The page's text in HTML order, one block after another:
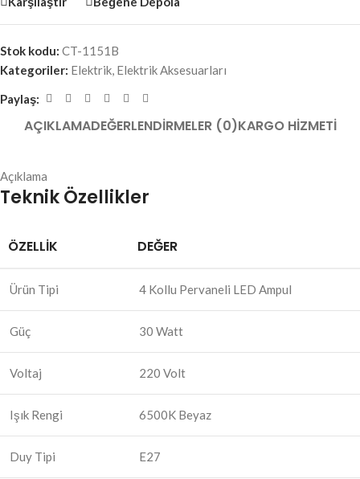
Stok kodu: CT-1151B
Kategoriler: Elektrik, Elektrik Aksesuarları
Paylaş:
AÇIKLAMADEĞERLENDIRMELER (0)KARGO HIZMETI
Açıklama
Teknik Özellikler
ÖZELLIK DEĞER
Ürün Tipi 4 Kollu Pervaneli LED Ampul
Güç 30 Watt
Voltaj 220 Volt
Işık Rengi 6500K Beyaz
Duy Tipi E27